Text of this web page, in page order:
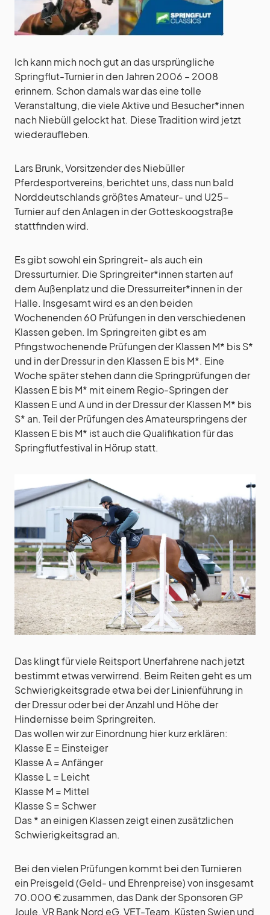
Ich kann mich noch gut an das ursprüngliche
Springflut-Turnier in den Jahren 2006 – 2008
erinnern. Schon damals war das eine tolle
Veranstaltung, die viele Aktive und Besucher*innen
nach Niebüll gelockt hat. Diese Tradition wird jetzt
wiederaufleben.
Lars Brunk, Vorsitzender des Niebüller
Pferdesportvereins, berichtet uns, dass nun bald
Norddeutschlands größtes Amateur- und U25-
Turnier auf den Anlagen in der Gotteskoogstraße
stattfinden wird.
Es gibt sowohl ein Springreit- als auch ein
Dressurturnier. Die Springreiter*innen starten auf
dem Außenplatz und die Dressurreiter*innen in der
Halle. Insgesamt wird es an den beiden
Wochenenden 60 Prüfungen in den verschiedenen
Klassen geben. Im Springreiten gibt es am
Pfingstwochenende Prüfungen der Klassen M* bis S*
und in der Dressur in den Klassen E bis M*. Eine
Woche später stehen dann die Springprüfungen der
Klassen E bis M* mit einem Regio-Springen der
Klassen E und A und in der Dressur der Klassen M* bis
S* an. Teil der Prüfungen des Amateurspringens der
Klassen E bis M* ist auch die Qualifikation für das
Springflutfestival in Hörup statt.
Das klingt für viele Reitsport Unerfahrene nach jetzt
bestimmt etwas verwirrend. Beim Reiten geht es um
Schwierigkeitsgrade etwa bei der Linienführung in
der Dressur oder bei der Anzahl und Höhe der
Hindernisse beim Springreiten.
Das wollen wir zur Einordnung hier kurz erklären:
Klasse E = Einsteiger
Klasse A = Anfänger
Klasse L = Leicht
Klasse M = Mittel
Klasse S = Schwer
Das * an einigen Klassen zeigt einen zusätzlichen
Schwierigkeitsgrad an.
Bei den vielen Prüfungen kommt bei den Turnieren
ein Preisgeld (Geld- und Ehrenpreise) von insgesamt
70.000 € zusammen, das Dank der Sponsoren GP
Joule, VR Bank Nord eG, VET-Team, Küsten Swien und